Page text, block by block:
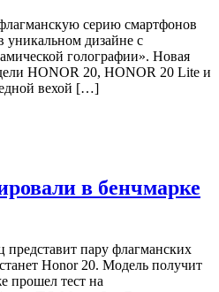
серию смартфонов
дизайне с
голографии». Новая
HONOR 20, HONOR 20 Lite и
вехой […]
в бенчмарке
представит пару флагманских
Honor 20. Модель получит
прошел тест на